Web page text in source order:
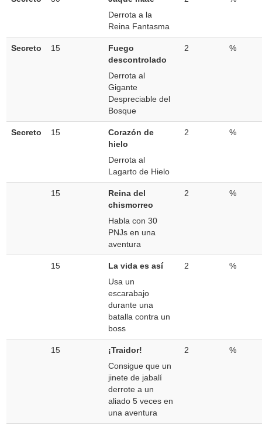
Derrota a la
Reina Fantasma
Secreto 15
Fuego
descontrolado
Derrota al
Gigante
Despreciable del
Bosque
2 %
Secreto 15
Corazón de
hielo
Derrota al
Lagarto de Hielo
2 %
15
Reina del
chismorreo
Habla con 30
PNJs en una
aventura
2 %
15
La vida es así
Usa un
escarabajo
durante una
batalla contra un
boss
2 %
15
¡Traidor!
Consigue que un
jinete de jabalí
derrote a un
aliado 5 veces en
una aventura
2 %